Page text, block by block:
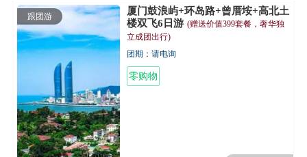
跟团游
厦门鼓浪屿+环岛路+曾厝垵+高北土
楼双飞6日游 (赠送价值399套餐，奢华独
立成团出行)
团期：请电询
零购物